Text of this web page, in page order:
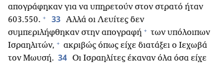
απογράφηκαν για να υπηρετούν στον στρατό ήταν
603.550. + 33 Αλλά οι Λευίτες δεν
συμπεριλήφθηκαν στην απογραφή + των υπόλοιπων
Ισραηλιτών, + ακριβώς όπως είχε διατάξει ο Ιεχωβά
τον Μωυσή. 34 Οι Ισραηλίτες έκαναν όλα όσα είχε